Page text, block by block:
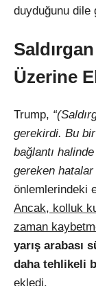
duyduğunu dile
Üzerine
Trump,
gerekirdi. Bu
bağlantı
gereken hatalar
önlemlerindeki
Ancak, kolluk
zaman
yarış arabası
daha tehlikeli
ekledi.